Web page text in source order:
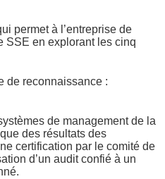
permet à l’entreprise de
SSE en explorant les cinq
de reconnaissance :
de management de la
des résultats des
certification par le comité de
d’un audit confié à un